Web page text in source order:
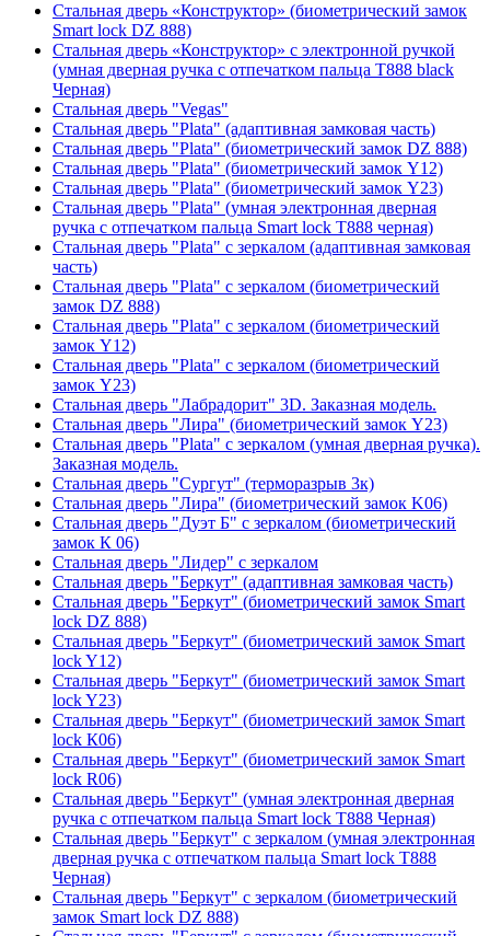
Стальная дверь «Конструктор» (биометрический замок
Smart lock DZ 888)
Стальная дверь «Конструктор» с электронной ручкой
(умная дверная ручка с отпечатком пальца T888 black
Черная)
Стальная дверь "Vegas"
Стальная дверь "Plata" (адаптивная замковая часть)
Стальная дверь "Plata" (биометрический замок DZ 888)
Стальная дверь "Plata" (биометрический замок Y12)
Стальная дверь "Plata" (биометрический замок Y23)
Стальная дверь "Plata" (умная электронная дверная
ручка с отпечатком пальца Smart lock T888 черная)
Стальная дверь "Plata" с зеркалом (адаптивная замковая
часть)
Стальная дверь "Plata" с зеркалом (биометрический
замок DZ 888)
Стальная дверь "Plata" с зеркалом (биометрический
замок Y12)
Стальная дверь "Plata" с зеркалом (биометрический
замок Y23)
Стальная дверь "Лабрадорит" 3D. Заказная модель.
Стальная дверь "Лира" (биометрический замок Y23)
Стальная дверь "Plata" с зеркалом (умная дверная ручка).
Заказная модель.
Стальная дверь "Сургут" (терморазрыв 3к)
Стальная дверь "Лира" (биометрический замок K06)
Стальная дверь "Дуэт Б" с зеркалом (биометрический
замок К 06)
Стальная дверь "Лидер" с зеркалом
Стальная дверь "Беркут" (адаптивная замковая часть)
Стальная дверь "Беркут" (биометрический замок Smart
lock DZ 888)
Стальная дверь "Беркут" (биометрический замок Smart
lock Y12)
Стальная дверь "Беркут" (биометрический замок Smart
lock Y23)
Стальная дверь "Беркут" (биометрический замок Smart
lock К06)
Стальная дверь "Беркут" (биометрический замок Smart
lock R06)
Стальная дверь "Беркут" (умная электронная дверная
ручка с отпечатком пальца Smart lock T888 Черная)
Стальная дверь "Беркут" с зеркалом (умная электронная
дверная ручка с отпечатком пальца Smart lock T888
Черная)
Стальная дверь "Беркут" с зеркалом (биометрический
замок Smart lock DZ 888)